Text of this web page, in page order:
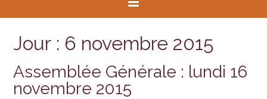
Jour : 6 novembre 2015
Assemblée Générale : lundi 16
novembre 2015